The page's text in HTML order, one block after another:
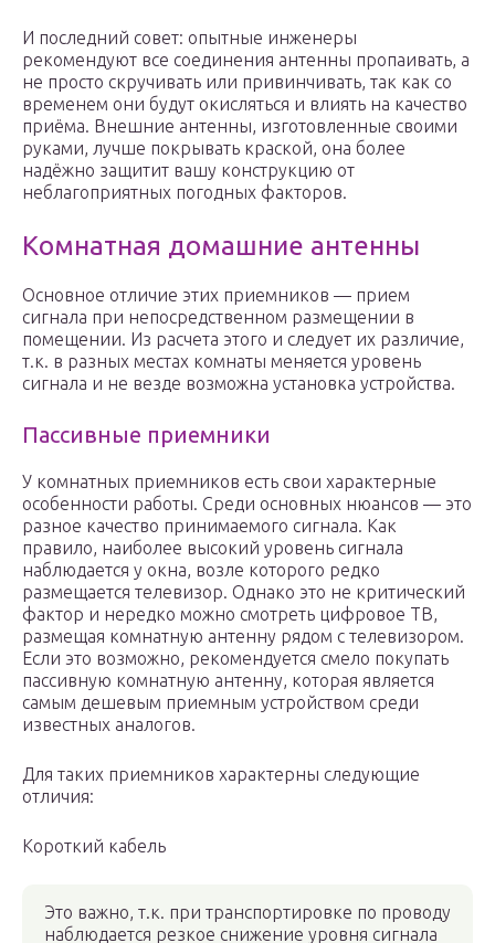
И последний совет: опытные инженеры
рекомендуют все соединения антенны пропаивать, а
не просто скручивать или привинчивать, так как со
временем они будут окисляться и влиять на качество
приёма. Внешние антенны, изготовленные своими
руками, лучше покрывать краской, она более
надёжно защитит вашу конструкцию от
неблагоприятных погодных факторов.
Комнатная домашние антенны
Основное отличие этих приемников — прием
сигнала при непосредственном размещении в
помещении. Из расчета этого и следует их различие,
т.к. в разных местах комнаты меняется уровень
сигнала и не везде возможна установка устройства.
Пассивные приемники
У комнатных приемников есть свои характерные
особенности работы. Среди основных нюансов — это
разное качество принимаемого сигнала. Как
правило, наиболее высокий уровень сигнала
наблюдается у окна, возле которого редко
размещается телевизор. Однако это не критический
фактор и нередко можно смотреть цифровое ТВ,
размещая комнатную антенну рядом с телевизором.
Если это возможно, рекомендуется смело покупать
пассивную комнатную антенну, которая является
самым дешевым приемным устройством среди
известных аналогов.
Для таких приемников характерны следующие
отличия:
Короткий кабель
Это важно, т.к. при транспортировке по проводу
наблюдается резкое снижение уровня сигнала